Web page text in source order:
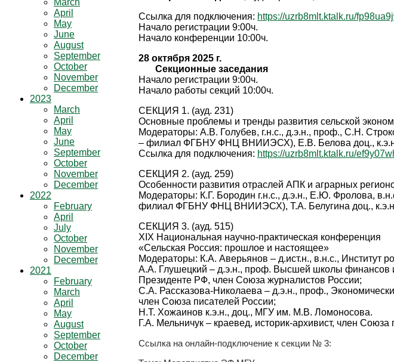
March
April
May
June
August
September
October
November
December
2023
March
April
May
June
September
October
November
December
2022
February
April
July
October
November
December
2021
February
March
April
May
August
September
October
December
Ссылка для подключения: https://uzrb8mlt.ktalk.ru/
Начало регистрации 9:00ч.
Начало конференции 10:00ч.
28 октября 2025 г.
Секционные заседания
Начало регистрации 9:00ч.
Начало работы секций 10:00ч.
СЕКЦИЯ 1. (ауд. 231)
Основные проблемы и тренды развития сельской
Модераторы: А.В. Голубев, г.н.с., д.э.н., проф., С.Н.
– филиал ФГБНУ ФНЦ ВНИИЭСХ), Е.В. Белова доц.,
Ссылка для подключения: https://uzrb8mlt.ktalk.ru/
СЕКЦИЯ 2. (ауд. 259)
Особенности развития отраслей АПК и аграрных
Модераторы: К.Г. Бородин г.н.с., д.э.н., Е.Ю. Фролова,
филиал ФГБНУ ФНЦ ВНИИЭСХ), Т.А. Белугина доц.,
СЕКЦИЯ 3. (ауд. 515)
XIХ Национальная научно-практическая конференция
«Сельская Россия: прошлое и настоящее»
Модераторы: К.А. Аверьянов – д.ист.н., в.н.с., Институт
А.А. Глушецкий – д.э.н., проф. Высшей школы
Президенте РФ, член Союза журналистов России;
С.А. Рассказова-Николаева – д.э.н., проф.,
член Союза писателей России;
Н.Т. Хожаинов к.э.н., доц., МГУ им. М.В. Ломоносова.
Г.А. Мельничук – краевед, историк-архивист, член Союза
Ссылка на онлайн-подключение к секции № 3: